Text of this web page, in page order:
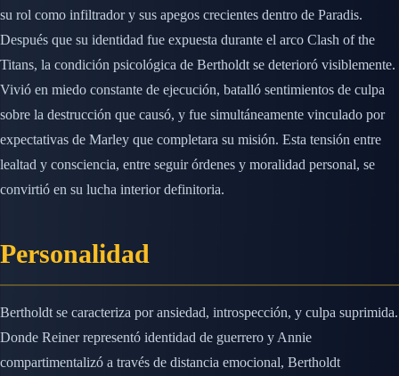
su rol como infiltrador y sus apegos crecientes dentro de Paradis.
Después que su identidad fue expuesta durante el arco Clash of the
Titans, la condición psicológica de Bertholdt se deterioró visiblemente.
Vivió en miedo constante de ejecución, batalló sentimientos de culpa
sobre la destrucción que causó, y fue simultáneamente vinculado por
expectativas de Marley que completara su misión. Esta tensión entre
lealtad y consciencia, entre seguir órdenes y moralidad personal, se
convirtió en su lucha interior definitoria.
Personalidad
Bertholdt se caracteriza por ansiedad, introspección, y culpa suprimida.
Donde Reiner representó identidad de guerrero y Annie
compartimentalizó a través de distancia emocional, Bertholdt